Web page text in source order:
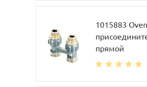
1015883
прямой